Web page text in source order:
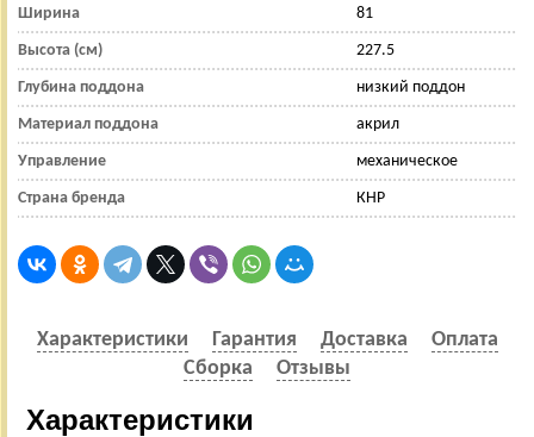
Ширина 81
Высота (см) 227.5
Глубина поддона низкий поддон
Материал поддона акрил
Управление механическое
Страна бренда КНР
Характеристики Гарантия Доставка
Оплата
Сборка
Отзывы
Характеристики